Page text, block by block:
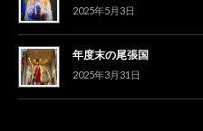
2025年5月3日
年度末の尾張国
2025年3月31日